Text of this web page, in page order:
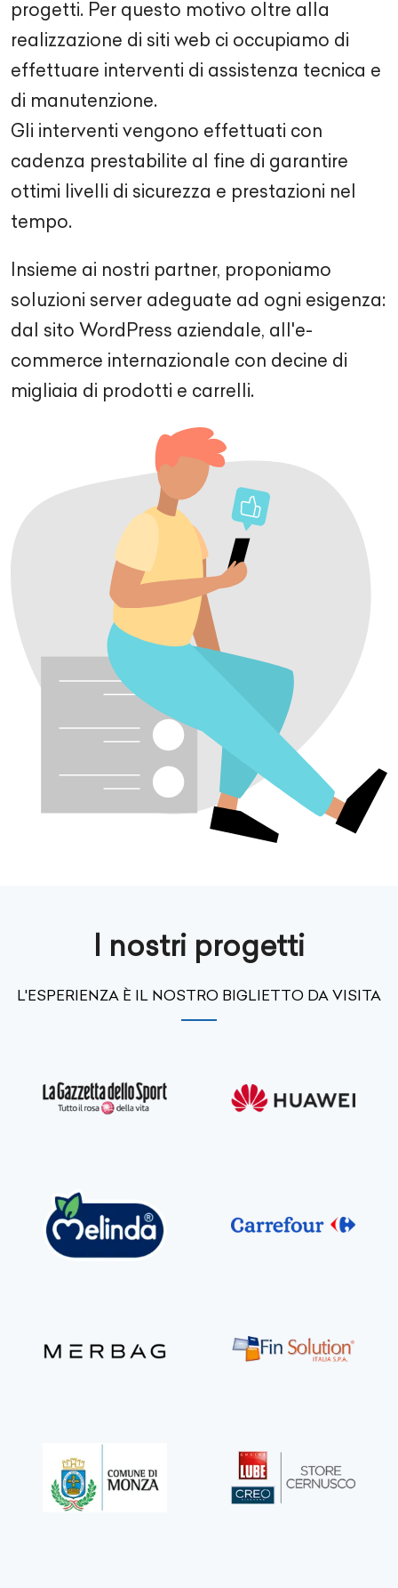
progetti. Per questo motivo oltre alla
realizzazione di siti web ci occupiamo di
effettuare interventi di assistenza tecnica e
di manutenzione.
Gli interventi vengono effettuati con
cadenza prestabilite al fine di garantire
ottimi livelli di sicurezza e prestazioni nel
tempo.
Insieme ai nostri partner, proponiamo
soluzioni server adeguate ad ogni esigenza:
dal sito WordPress aziendale, all'e-
commerce internazionale con decine di
migliaia di prodotti e carrelli.
I nostri progetti
L'ESPERIENZA È IL NOSTRO BIGLIETTO DA VISITA